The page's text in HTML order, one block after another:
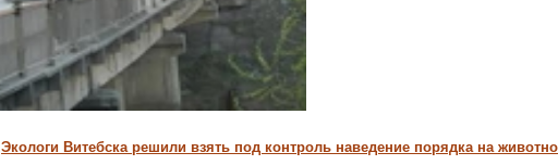
Экологи Витебска решили взять под контроль наведение порядка на